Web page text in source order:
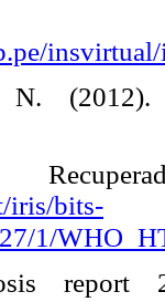
N.
iris/bits-
1/
report